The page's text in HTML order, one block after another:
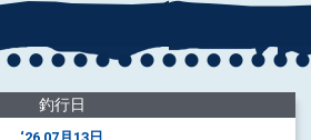
釣行日